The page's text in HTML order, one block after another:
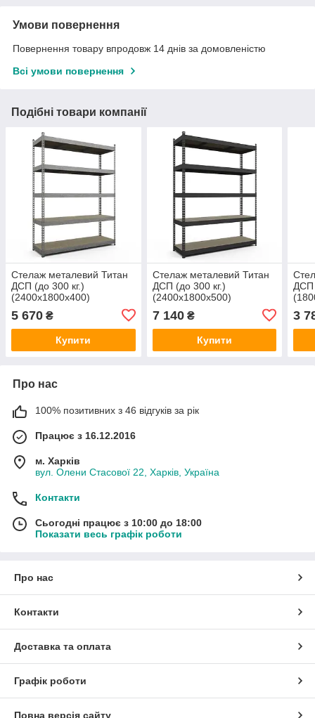
Умови повернення
Повернення товару впродовж 14 днів за домовленістю
Всі умови повернення
Подібні товари компанії
Стелаж металевий Титан
ДСП (до 300 кг.)
(2400х1800х400)
5 670 ₴
Купити
Стелаж металевий Титан
ДСП (до 300 кг.)
(2400х1800х500)
7 140₴
Купити
ДСП
3
Про нас
100% позитивних з 46 відгуків за рік
Працює з 16.12.2016
м. Харків
вул. Олени Стасової 22, Харків, Україна
Контакти
Сьогодні працює з 10:00 до 18:00
Показати весь графік роботи
Про нас
Контакти
Доставка та оплата
Графік роботи
Повна версія сайту